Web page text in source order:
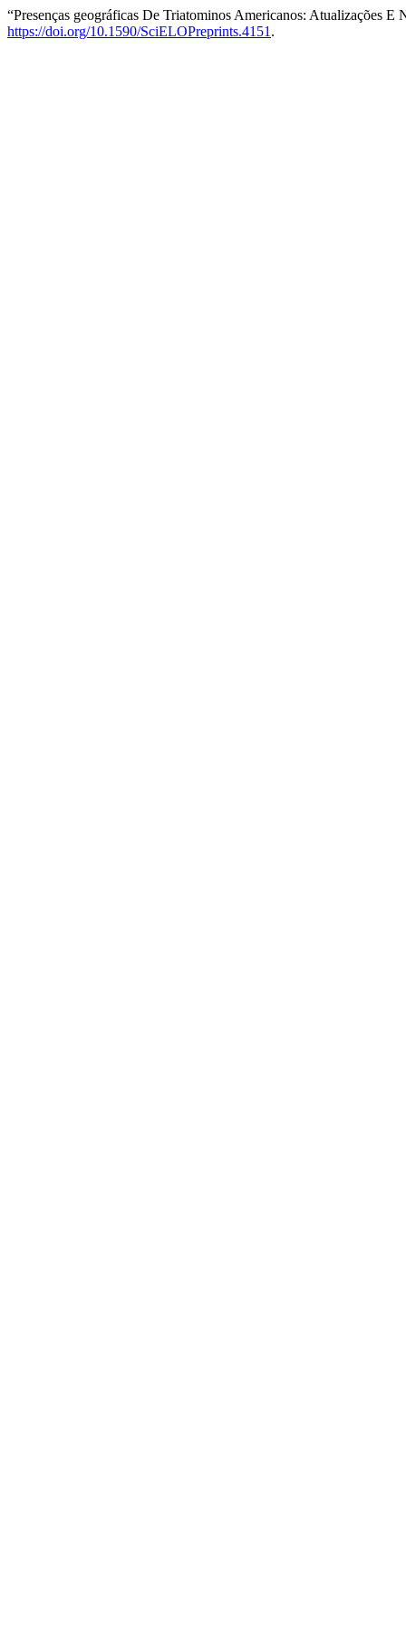
“Presenças geográficas De Triatominos Americanos: Atualizações
https://doi.org/10.1590/SciELOPreprints.4151 .